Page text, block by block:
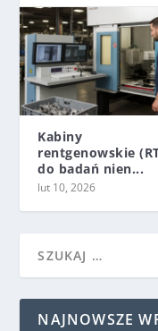
Kabiny
rentgenowskie
do badań nien...
lut 10, 2026
NAJNOWSZE